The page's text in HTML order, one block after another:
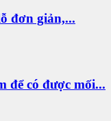
đơn giản,...
để có được mối...